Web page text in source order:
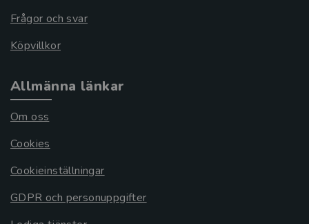
Frågor och svar
Köpvillkor
Allmänna länkar
Om oss
Cookies
Cookieinställningar
GDPR och personuppgifter